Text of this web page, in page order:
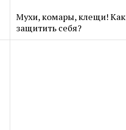
Мухи, комары, клещи! Как
защитить себя?